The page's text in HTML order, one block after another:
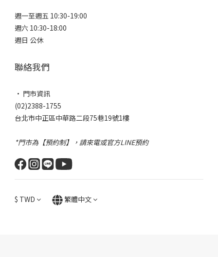
週一至週五 10:30-19:00
週六 10:30-18:00
週日 公休
聯絡我們
• 門市資訊
(02)2388-1755
台北市中正區中華路二段75巷19號1樓
*門市為【預約制】，請來電或官方LINE預約
$ TWD 繁體中文